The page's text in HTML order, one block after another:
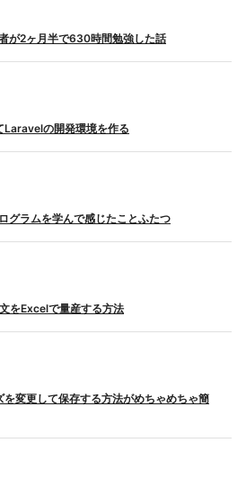
が2ヶ月半で630時間勉強した話
の開発環境を作る
グラムを学んで感じたことふたつ
をExcelで量産する方法
変更して保存する方法がめちゃめちゃ簡